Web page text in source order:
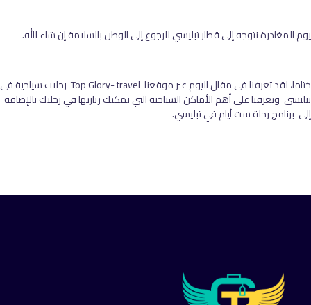
يوم المغادرة نتوجه إلى قطار تبليسي للرجوع إلى الوطن بالسلامة إن شاء الله.
ختاما، لقد تعرفنا في مقال اليوم عبر موقعنا Top Glory- travel رحلات سياحية في
تبليسي وتعرفنا على أهم الأماكن السياحية التي يمكنك زيارتها في رحلتك بالإضافة
إلى برنامج رحلة ست أيام في تبليسي.